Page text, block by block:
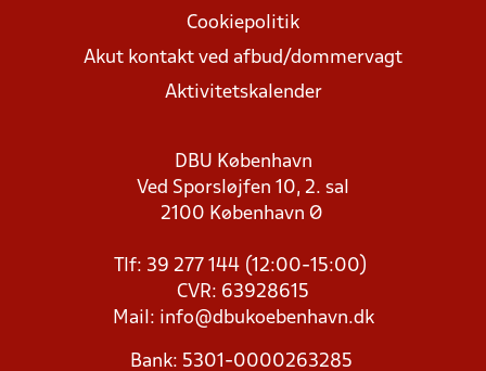
Cookiepolitik
Akut kontakt ved afbud/dommervagt
Aktivitetskalender
DBU København
Ved Sporsløjfen 10, 2. sal
2100 København Ø
Tlf: 39 277 144 (12:00-15:00)
CVR: 63928615
Mail: info@dbukoebenhavn.dk
Bank: 5301-0000263285